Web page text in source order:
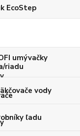
EcoStep
umývačky
riadu
vody
ľadu